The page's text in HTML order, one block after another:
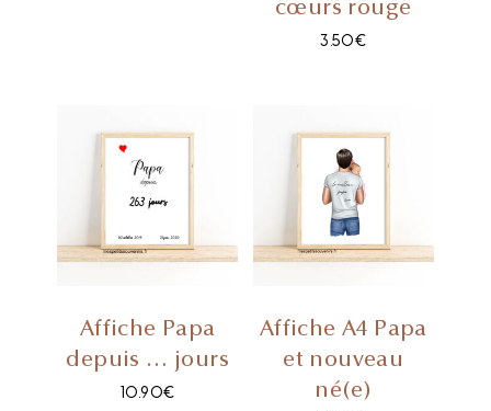
cœurs rouge
3.50€
Affiche Papa
depuis … jours
10.90€
Affiche A4 Papa
et nouveau
né(e)